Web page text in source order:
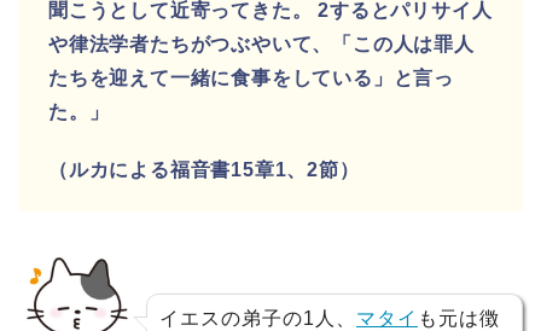
聞こうとして近寄ってきた。 2するとパリサイ人
や律法学者たちがつぶやいて、「この人は罪人
たちを迎えて一緒に食事をしている」と言っ
た。」
（ルカによる福音書15章1、2節）
イエスの弟子の1人、 マタイ も元は徴